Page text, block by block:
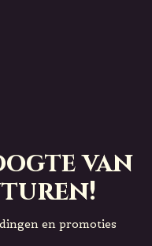
van
en promoties